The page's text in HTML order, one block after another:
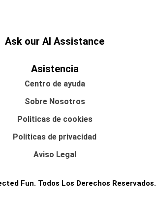
Ask our AI Assistance
Asistencia
Centro de ayuda
Sobre Nosotros
Politicas de cookies
Politicas de privacidad
Aviso Legal
Fun. Todos Los Derechos Reservados.